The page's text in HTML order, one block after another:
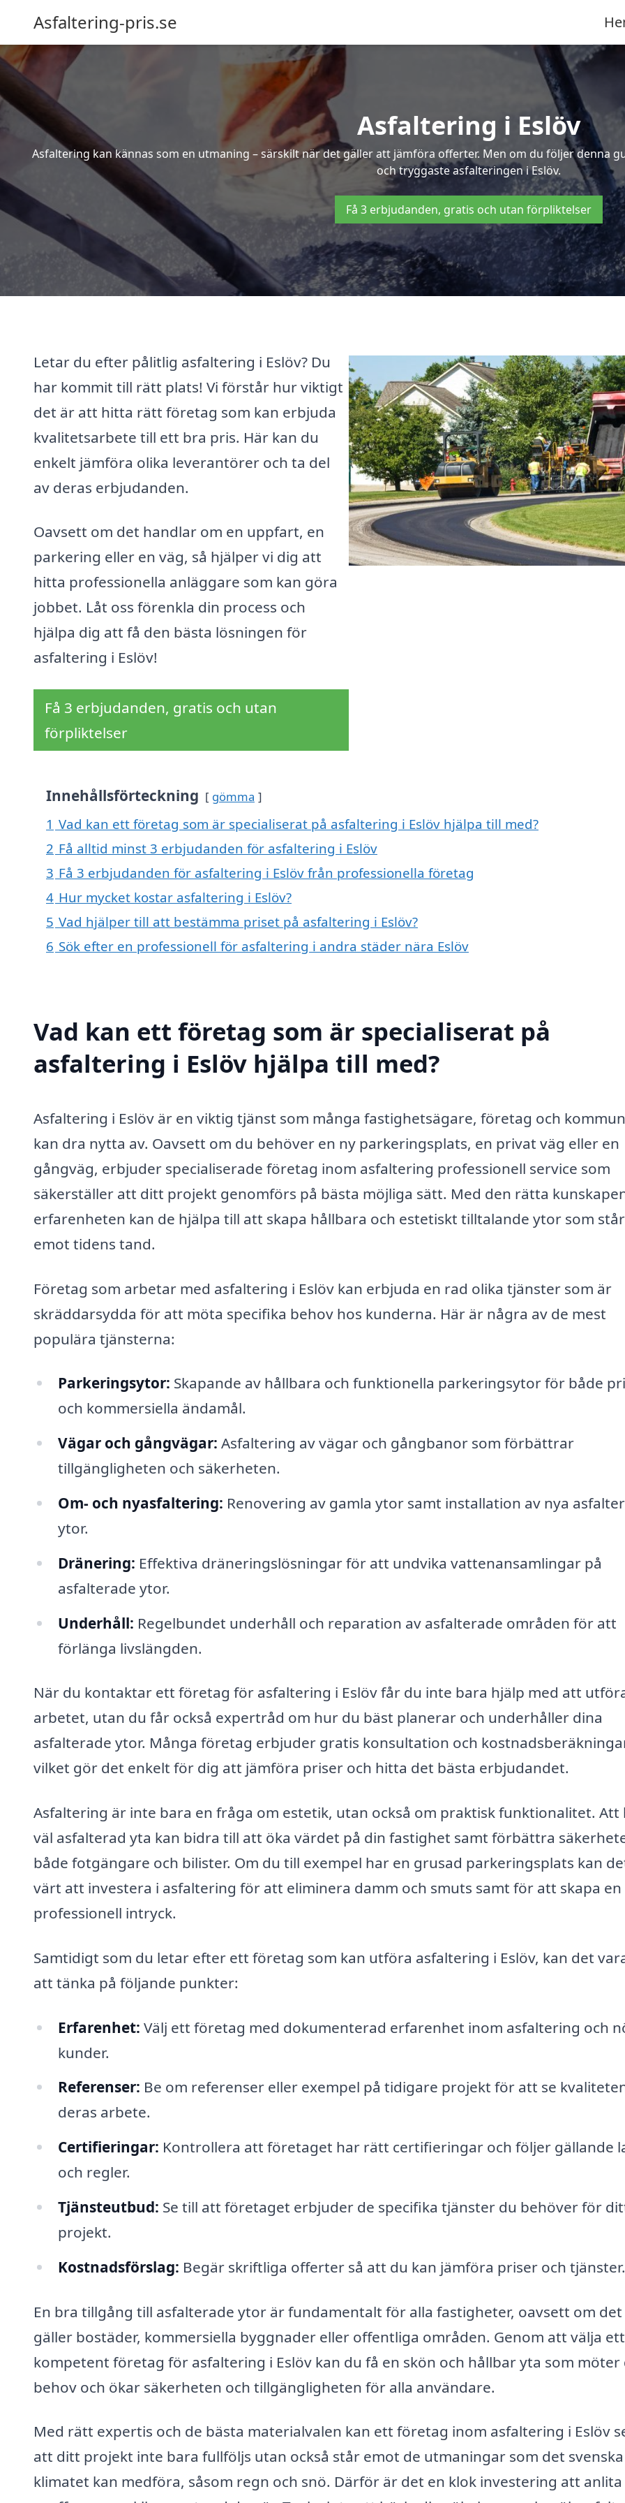
Asfaltering-pris.se
Asfaltering i Eslöv
Asfaltering kan kännas som en utmaning – särskilt när det gäller att jämföra offerter. Men om du följer denna
och tryggaste asfalteringen i Eslöv.
Få 3 erbjudanden, gratis och utan förpliktelser
Letar du efter pålitlig asfaltering i Eslöv? Du
har kommit till rätt plats! Vi förstår hur viktigt
det är att hitta rätt företag som kan erbjuda
kvalitetsarbete till ett bra pris. Här kan du
enkelt jämföra olika leverantörer och ta del
av deras erbjudanden.
Oavsett om det handlar om en uppfart, en
parkering eller en väg, så hjälper vi dig att
hitta professionella anläggare som kan göra
jobbet. Låt oss förenkla din process och
hjälpa dig att få den bästa lösningen för
asfaltering i Eslöv!
Få 3 erbjudanden, gratis och utan
förpliktelser
Innehållsförteckning gömma
1 Vad kan ett företag som är specialiserat på asfaltering i Eslöv hjälpa till med?
2 Få alltid minst 3 erbjudanden för asfaltering i Eslöv
3 Få 3 erbjudanden för asfaltering i Eslöv från professionella företag
4 Hur mycket kostar asfaltering i Eslöv?
5 Vad hjälper till att bestämma priset på asfaltering i Eslöv?
6 Sök efter en professionell för asfaltering i andra städer nära Eslöv
Vad kan ett företag som är specialiserat på
asfaltering i Eslöv hjälpa till med?
Asfaltering i Eslöv är en viktig tjänst som många fastighetsägare, företag och
kan dra nytta av. Oavsett om du behöver en ny parkeringsplats, en privat väg eller en
gångväg, erbjuder specialiserade företag inom asfaltering professionell service som
säkerställer att ditt projekt genomförs på bästa möjliga sätt. Med den rätta
erfarenheten kan de hjälpa till att skapa hållbara och estetiskt tilltalande ytor som står
emot tidens tand.
Företag som arbetar med asfaltering i Eslöv kan erbjuda en rad olika tjänster som är
skräddarsydda för att möta specifika behov hos kunderna. Här är några av de mest
populära tjänsterna:
Parkeringsytor: Skapande av hållbara och funktionella parkeringsytor för både
och kommersiella ändamål.
Vägar och gångvägar: Asfaltering av vägar och gångbanor som förbättrar
tillgängligheten och säkerheten.
Om- och nyasfaltering: Renovering av gamla ytor samt installation av nya
ytor.
Dränering: Effektiva dräneringslösningar för att undvika vattenansamlingar på
asfalterade ytor.
Underhåll: Regelbundet underhåll och reparation av asfalterade områden för att
förlänga livslängden.
När du kontaktar ett företag för asfaltering i Eslöv får du inte bara hjälp med att
arbetet, utan du får också expertråd om hur du bäst planerar och underhåller dina
asfalterade ytor. Många företag erbjuder gratis konsultation och
vilket gör det enkelt för dig att jämföra priser och hitta det bästa erbjudandet.
Asfaltering är inte bara en fråga om estetik, utan också om praktisk funktionalitet. Att
väl asfalterad yta kan bidra till att öka värdet på din fastighet samt förbättra
både fotgängare och bilister. Om du till exempel har en grusad parkeringsplats kan
värt att investera i asfaltering för att eliminera damm och smuts samt för att skapa
professionell intryck.
Samtidigt som du letar efter ett företag som kan utföra asfaltering i Eslöv, kan det
att tänka på följande punkter:
Erfarenhet: Välj ett företag med dokumenterad erfarenhet inom asfaltering och
kunder.
Referenser: Be om referenser eller exempel på tidigare projekt för att se
deras arbete.
Certifieringar: Kontrollera att företaget har rätt certifieringar och följer gällande
och regler.
Tjänsteutbud: Se till att företaget erbjuder de specifika tjänster du behöver för
projekt.
Kostnadsförslag: Begär skriftliga offerter så att du kan jämföra priser och tjänster.
En bra tillgång till asfalterade ytor är fundamentalt för alla fastigheter, oavsett om det
gäller bostäder, kommersiella byggnader eller offentliga områden. Genom att välja ett
kompetent företag för asfaltering i Eslöv kan du få en skön och hållbar yta som möter
behov och ökar säkerheten och tillgängligheten för alla användare.
Med rätt expertis och de bästa materialvalen kan ett företag inom asfaltering i Eslöv
att ditt projekt inte bara fullföljs utan också står emot de utmaningar som det svenska
klimatet kan medföra, såsom regn och snö. Därför är det en klok investering att anlita